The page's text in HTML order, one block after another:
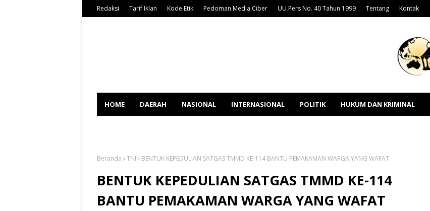
Redaksi Tarif Iklan Kode Etik Pedoman Media Ciber UU Pers No. 40 Tahun 1999 Tentang Kontak
HOME DAERAH NASIONAL INTERNASIONAL POLITIK HUKUM DAN KRIMINAL
Beranda TNI BENTUK KEPEDULIAN SATGAS TMMD KE-114 BANTU PEMAKAMAN WARGA YANG WAFAT
BENTUK KEPEDULIAN SATGAS TMMD KE-114
BANTU PEMAKAMAN WARGA YANG WAFAT